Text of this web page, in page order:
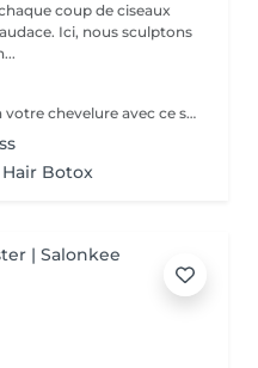
coup de ciseaux
Ici, nous sculptons
Offrez une véritable renaissance à votre chevelure avec ce soin japonais révolutionnaire. Plus qu'un simple traitement, le Tokio Inkarami est un protocole de reconstruction profonde à la kératine qui répare les cheveux abîmés (colorations, chaleur, fatigue). L'action : Il pénètre au cur de la fibre pour combler les brèches et renforcer la structure interne. Le résultat : Immédiatement, vos cheveux sont plus forts, incroyablement doux, brillants et souples. L'indispensable pour retrouver une chevelure saine, disciplinée et pleine de vitalité.
Botox